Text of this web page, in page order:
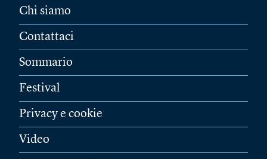
Chi siamo
Contattaci
Sommario
Festival
Privacy e cookie
Video